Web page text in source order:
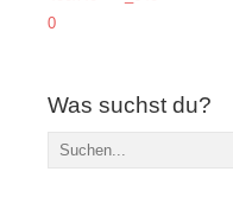
Was suchst du?